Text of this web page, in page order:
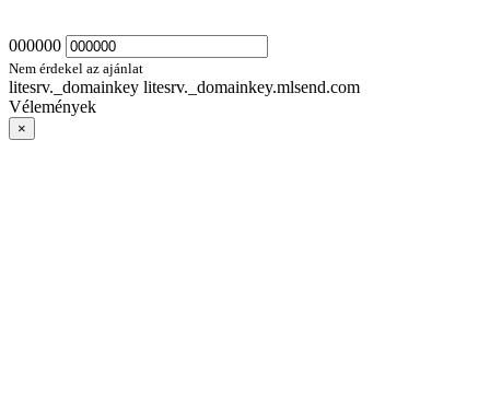
000000
Nem érdekel az ajánlat
litesrv._domainkey litesrv._domainkey.mlsend.com
Vélemények
×